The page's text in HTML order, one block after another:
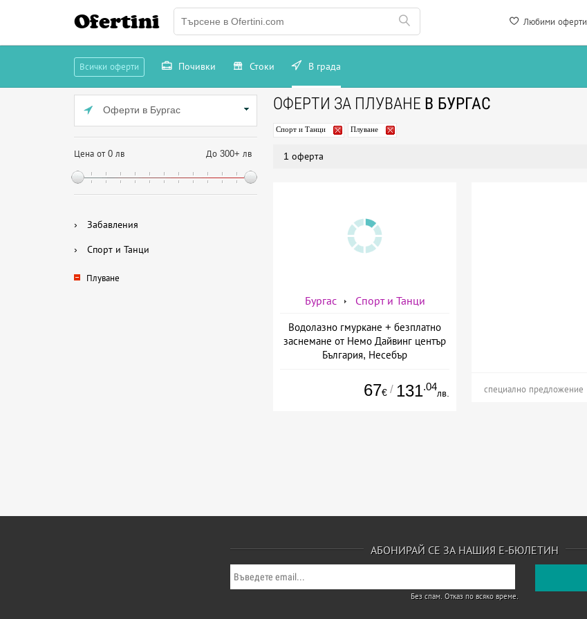
Любими оферти
Ofertini
Всички оферти Почивки Стоки В града
Оферти в Бургас
Цена от 0 лв До 300+ лв
› Забавления
› Спорт и Танци
Плуване
ОФЕРТИ ЗА ПЛУВАНЕ В БУРГАС
Спорт и Танци Плуване
1 оферта
Бургас Спорт и Танци
Водолазно гмуркане + безплатно
заснемане от Немо Дайвинг център
България, Несебър
67€ / 131.04
лв. специално предложение
АБОНИРАЙ СЕ ЗА НАШИЯ Е-БЮЛЕТИН
Без спам. Отказ по всяко време.